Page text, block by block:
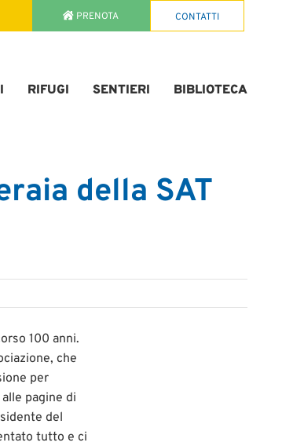
RIFUGI SENTIERI BIBLIOTECA
della SAT
100 anni.
che
per
pagine di
del
tutto e ci
PRENOTA CONTATTI